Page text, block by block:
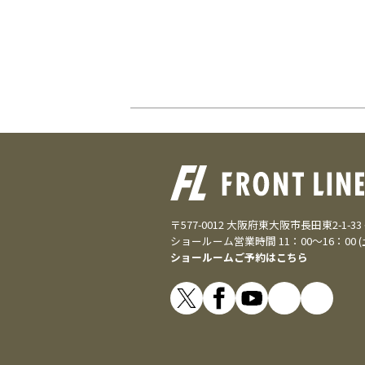
〒577-0012 大阪府東大阪市長田東2-1-
ショールーム営業時間 11：00～16：00
ショールームご予約はこちら